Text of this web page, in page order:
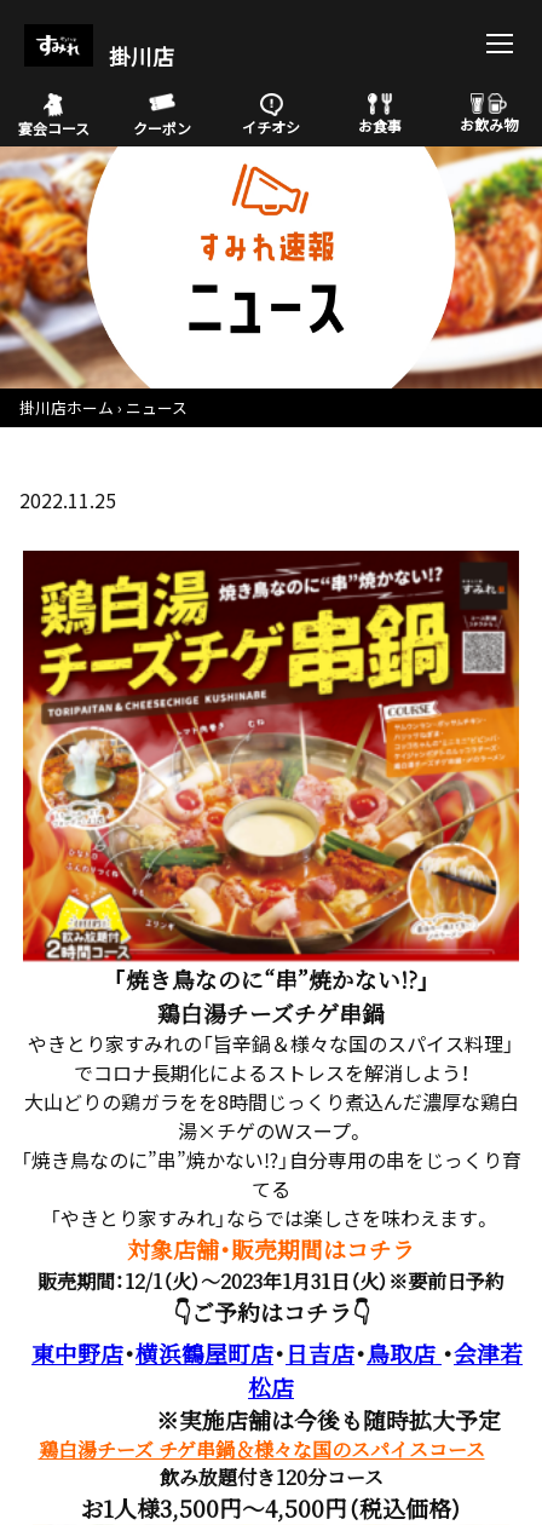
掛川店
宴会コース クーポン イチオシ お食事 お飲み物
掛川店ホーム ニュース
2022.11.25
「焼き鳥なのに“串”焼かない!?」
鶏白湯チーズチゲ串鍋
やきとり家すみれの「旨辛鍋＆様々な国のスパイス料理」
でコロナ長期化によるストレスを解消しよう！
大山どりの鶏ガラをを8時間じっくり煮込んだ濃厚な鶏白
湯×チゲのＷスープ。
「焼き鳥なのに”串”焼かない⁉」自分専用の串をじっくり育
てる
「やきとり家すみれ」ならでは楽しさを味わえます。
対象店舗・販売期間はコチラ
販売期間：12/1（火）～2023年1月31日（火）※要前日予約
👇ご予約はコチラ👇
東中野店・横浜鶴屋町店・日吉店・鳥取店 ・会津若
松店
※実施店舗は今後も随時拡大予定
鶏白湯チーズ チゲ串鍋＆様々な国のスパイスコース
飲み放題付き120分コース
お1人様3,500円～4,500円（税込価格）